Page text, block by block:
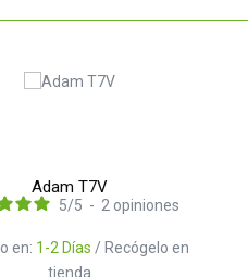
Adam T7V
en: 1-2 Días / Recógelo en
tienda
5/5 - 2 opiniones